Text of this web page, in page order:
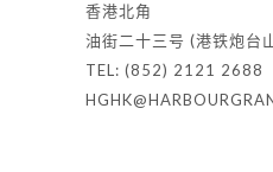
香港北角
油街二十三号 (港铁炮台
TEL: (852) 2121 2688